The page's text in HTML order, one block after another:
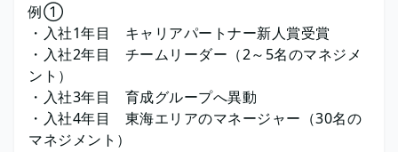
例①
・入社1年目 キャリアパートナー新人賞受賞
・入社2年目 チームリーダー（2～5名のマネジメ
ント）
・入社3年目 育成グループへ異動
・入社4年目 東海エリアのマネージャー（30名の
マネジメント）